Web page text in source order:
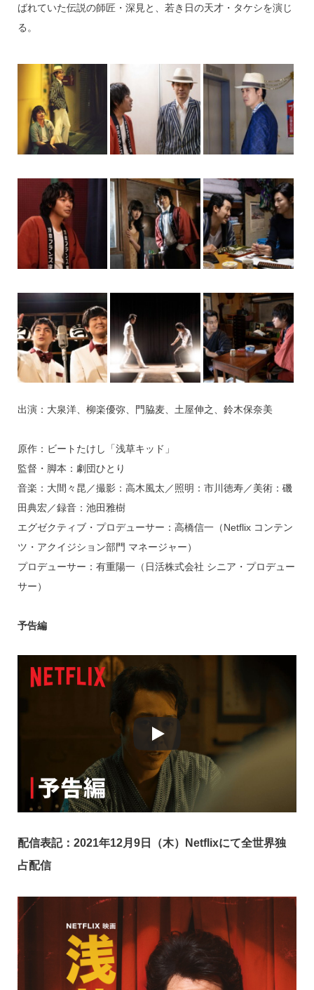
ばれていた伝説の師匠・深見と、若き日の天才・タケシを演じ
る。
出演：大泉洋、柳楽優弥、門脇麦、土屋伸之、鈴木保奈美
原作：ビートたけし「浅草キッド」
監督・脚本：劇団ひとり
音楽：大間々昆／撮影：高木風太／照明：市川徳寿／美術：磯
田典宏／録音：池田雅樹
エグゼクティブ・プロデューサー：高橋信一（Netflix コンテン
ツ・アクイジション部門 マネージャー）
プロデューサー：有重陽一（日活株式会社 シニア・プロデュー
サー）
予告編
配信表記：2021年12月9日（木）Netflixにて全世界独
占配信